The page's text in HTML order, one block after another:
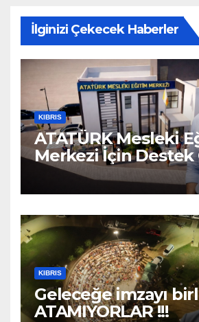
İlginizi Çekecek Haberler
KIBRIS
ATATÜRK Mesleki
Merkezi İçin Destek
“Geleceğe Açılan
Birlikte
KIBRIS
Geleceğe imzayı
ATAMIYORLAR !!!